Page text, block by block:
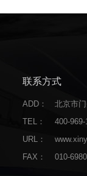
联系方式
ADD：
北京市
TEL：
400-969-
URL：
FAX：
010-